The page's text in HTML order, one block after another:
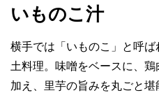
いものこ汁
横手では「いものこ」と呼
土料理。味噌をベースに、
加え、里芋の旨みを丸ごと堪